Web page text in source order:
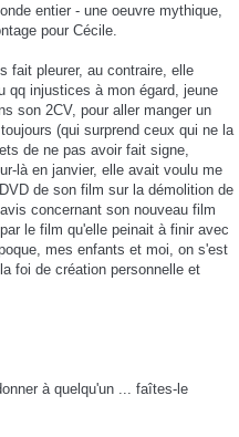
entier - une oeuvre mythique,
pour Cécile.
fait pleurer, au contraire, elle
qq injustices à mon égard, jeune
son 2CV, pour aller manger un
(qui surprend ceux qui ne la
de ne pas avoir fait signe,
là en janvier, elle avait voulu me
de son film sur la démolition de
concernant son nouveau film
le film qu'elle peinait à finir avec
mes enfants et moi, on s'est
foi de création personnelle et
à quelqu'un ... faîtes-le